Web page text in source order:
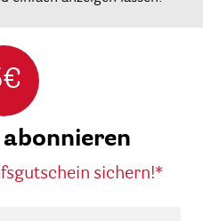
sichern!*